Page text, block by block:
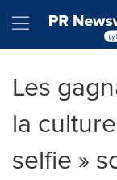
Hamburger
Les
la
selfie »